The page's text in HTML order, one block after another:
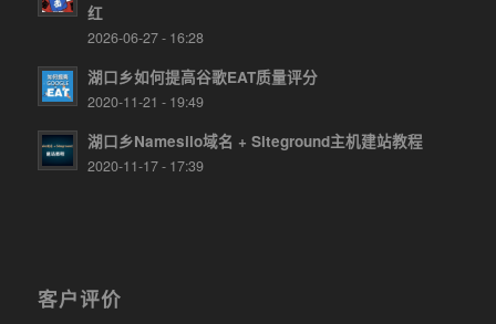
红
2026-06-27 - 16:28
湖口乡如何提高谷歌EAT质量评分
2020-11-21 - 19:49
湖口乡Namesilo域名 + Siteground主机建站教程
2020-11-17 - 17:39
客户评价